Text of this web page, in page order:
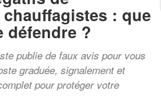
: que
défendre ?
publie de faux avis pour vous
graduée, signalement et
pour protéger votre